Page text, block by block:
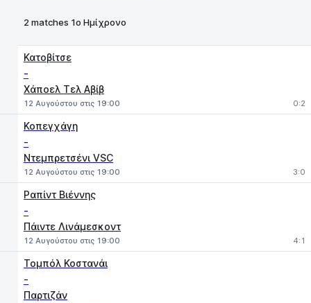
2 matches 1ο Ημίχρονο
Κατοβίτσε
-
Χάποελ Τελ Αβίβ
12 Αυγούστου στις 19:00 0:2
Κοπεγχάγη
-
Ντεμπρετσένι VSC
12 Αυγούστου στις 19:00 3:0
Ραπίντ Βιέννης
-
Πάιντε Λινάμεσκοντ
12 Αυγούστου στις 19:00 4:1
Τομπόλ Κοστανάι
-
Παρτιζάν